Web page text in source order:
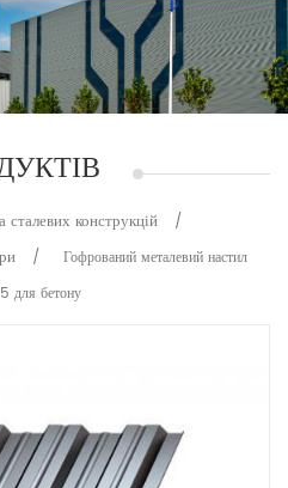
сталевих конструкцій /
/
Гофрований металевий настил
для бетону